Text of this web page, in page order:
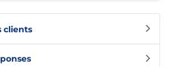
clients